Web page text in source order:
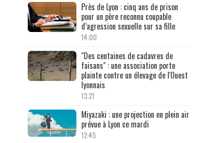
Près de Lyon : cinq ans de prison
pour un père reconnu coupable
d’agression sexuelle sur sa fille
14:00
"Des centaines de cadavres de
faisans" : une association porte
plainte contre un élevage de l'Ouest
lyonnais
13:21
Miyazaki : une projection en plein air
prévue à Lyon ce mardi
12:45